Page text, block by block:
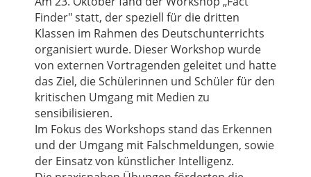
Finder" statt, der speziell für die dritten
Klassen im Rahmen des Deutschunterrichts
organisiert wurde. Dieser Workshop wurde
von externen Vortragenden geleitet und hatte
das Ziel, die Schülerinnen und Schüler für den
kritischen Umgang mit Medien zu
sensibilisieren.
Im Fokus des Workshops stand das Erkennen
und der Umgang mit Falschmeldungen, sowie
der Einsatz von künstlicher Intelligenz.